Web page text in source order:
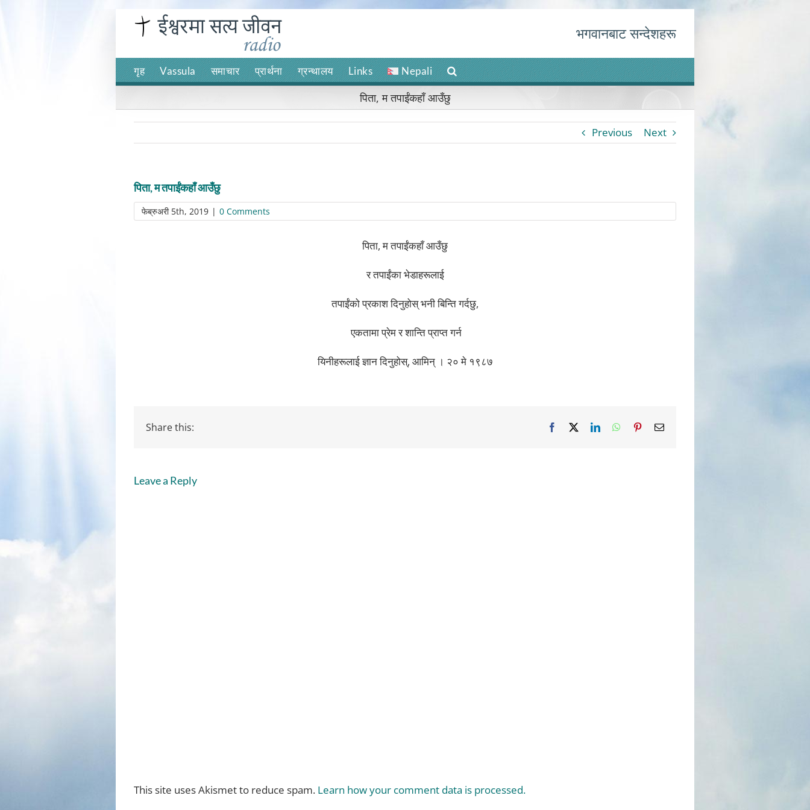
भगवानबाट सन्देशहरू
गृह Vassula समाचार प्रार्थना ग्रन्थालय Links Nepali
पिता, म तपाईंकहाँ आउँछु
Previous Next
पिता, म तपाईंकहाँ आउँछु
फेब्रुअरी 5th, 2019 | 0 Comments
पिता, म तपाईंकहाँ आउँछु
र तपाईंका भेडाहरूलाई
तपाईंको प्रकाश दिनुहोस् भनी बिन्ति गर्दछु,
एकतामा प्रेम र शान्ति प्राप्त गर्न
यिनीहरूलाई ज्ञान दिनुहोस्, आमिन् । २० मे १९८७
Share this: Facebook LinkedInWhatsApp
PinterestEmail
Leave a Reply
This site uses Akismet to reduce spam. Learn how your comment data is processed.